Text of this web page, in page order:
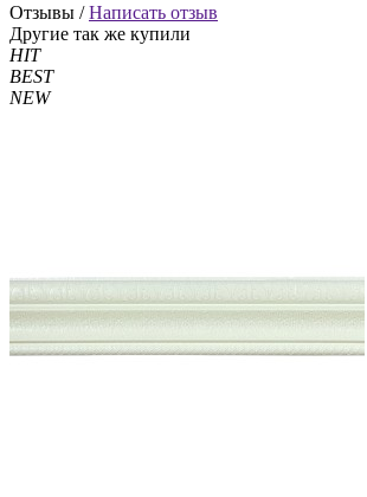
Отзывы /Написать отзыв
Другие так же купили
HIT
BEST
NEW